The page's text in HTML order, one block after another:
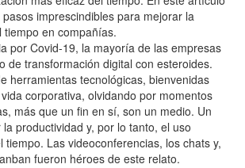
imprescindibles para mejorar la
en compañías.
por Covid-19, la mayoría de las empresas
de transformación digital con esteroides.
herramientas tecnológicas, bienvenidas
corporativa, olvidando por momentos
más que un fin en sí, son un medio. Un
productividad y, por lo tanto, el uso
tiempo. Las videoconferencias, los chats y,
fueron héroes de este relato.